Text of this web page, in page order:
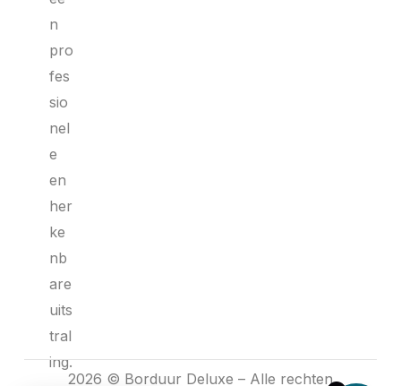
n
pro
fes
sio
nel
e
en
her
ke
nb
are
uits
tral
ing.
2026 © Borduur Deluxe – Alle rechten